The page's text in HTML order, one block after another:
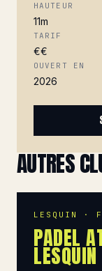
HAUTEUR
11m
TARIF
€€
OUVERT EN
2026
AUTRES
LESQUIN ·
PADEL
LESQUIN